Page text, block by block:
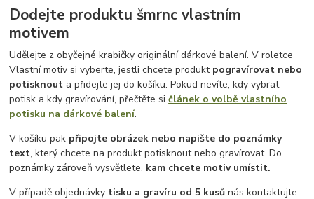
Dodejte produktu šmrnc vlastním
motivem
Udělejte z obyčejné krabičky originální dárkové balení. V roletce
Vlastní motiv si vyberte, jestli chcete produkt pogravírovat nebo
potisknout a přidejte jej do košíku. Pokud nevíte, kdy vybrat
potisk a kdy gravírování, přečtěte sičlánek o volbě vlastního
potisku na dárkové balení.
V košíku pak připojte obrázek nebo napište do poznámky
text, který chcete na produkt potisknout nebo gravírovat. Do
poznámky zároveň vysvětlete, kam chcete motiv umístit.
V případě objednávky tisku a gravíru od 5 kusů nás kontaktujte